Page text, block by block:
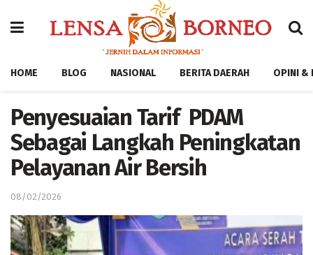
HOME BLOG NASIONAL BERITA DAERAH OPINI &
Penyesuaian Tarif PDAM
Sebagai Langkah Peningkatan
Pelayanan Air Bersih
08/02/2026